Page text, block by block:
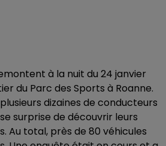
à la nuit du 24 janvier
du Parc des Sports à Roanne.
dizaines de conducteurs
surprise de découvrir leurs
Au total, près de 80 véhicules